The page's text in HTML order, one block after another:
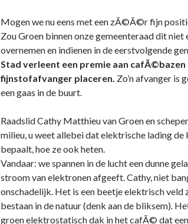
Mogen we nu eens met een zÃ©Ã©r fijn
Zou Groen binnen onze gemeenteraad dit niet
overnemen en indienen in de eerstvolgende
Stad verleent een premie aan cafÃ©bazen
fijnstofafvanger placeren. Zo’n afvanger is
een gaas in de buurt.
Raadslid Cathy Matthieu van Groen en
milieu, u weet allebei dat elektrische lading de
bepaalt, hoe ze ook heten.
Vandaar: we spannen in de lucht een dunne
stroom van elektronen afgeeft. Cathy, niet
onschadelijk. Het is een beetje elektrisch veld
bestaan in de natuur (denk aan de bliksem).
groen elektrostatisch dak in het cafÃ© dat